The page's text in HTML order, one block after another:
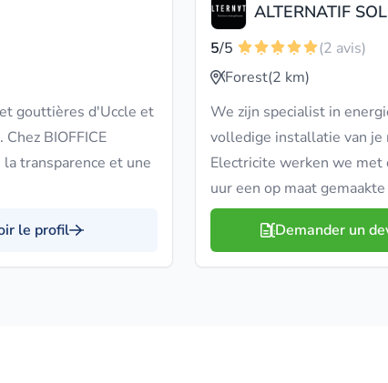
gouttières d'Uccle et
BIOFFICE
transparence et une
le profil
ALTERNATIF
5/5
(2 avis)
Forest(2 km)
We zijn specialist in
volledige installatie van
Electricite werken we
uur een op maat
Demander un